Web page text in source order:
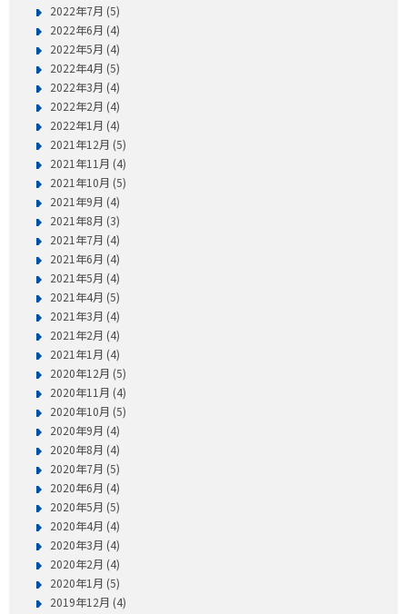
2022年7月 (5)
2022年6月 (4)
2022年5月 (4)
2022年4月 (5)
2022年3月 (4)
2022年2月 (4)
2022年1月 (4)
2021年12月 (5)
2021年11月 (4)
2021年10月 (5)
2021年9月 (4)
2021年8月 (3)
2021年7月 (4)
2021年6月 (4)
2021年5月 (4)
2021年4月 (5)
2021年3月 (4)
2021年2月 (4)
2021年1月 (4)
2020年12月 (5)
2020年11月 (4)
2020年10月 (5)
2020年9月 (4)
2020年8月 (4)
2020年7月 (5)
2020年6月 (4)
2020年5月 (5)
2020年4月 (4)
2020年3月 (4)
2020年2月 (4)
2020年1月 (5)
2019年12月 (4)